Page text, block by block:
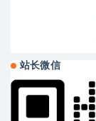
站长微信